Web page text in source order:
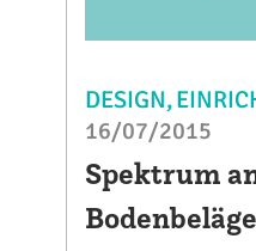
DESIGN
16/07/2015
Spektrum